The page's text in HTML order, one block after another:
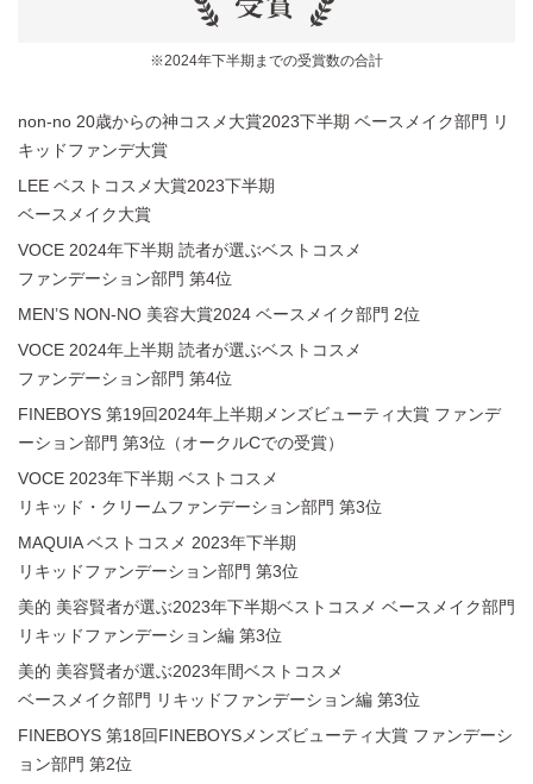
※2024年下半期までの受賞数の合計
non-no 20歳からの神コスメ大賞2023下半期 ベースメイク部門 リ
キッドファンデ大賞​
LEE ベストコスメ大賞2023下半期
ベースメイク大賞​
VOCE 2024年下半期 読者が選ぶベストコスメ
ファンデーション部門 第4位
MEN’S NON-NO 美容大賞2024 ベースメイク部門 2位
VOCE 2024年上半期 読者が選ぶベストコスメ
ファンデーション部門 第4位
FINEBOYS 第19回2024年上半期メンズビューティ大賞 ファンデ
ーション部門 第3位（オークルCでの受賞）
VOCE 2023年下半期 ベストコスメ
リキッド・クリームファンデーション部門 第3位
MAQUIA ベストコスメ 2023年下半期
リキッドファンデーション部門 第3位
美的 美容賢者が選ぶ2023年下半期ベストコスメ ベースメイク部門
リキッドファンデーション編 第3位
美的 美容賢者が選ぶ2023年間ベストコスメ
ベースメイク部門 リキッドファンデーション編 第3位
FINEBOYS 第18回FINEBOYSメンズビューティ大賞 ファンデーシ
ョン部門 第2位